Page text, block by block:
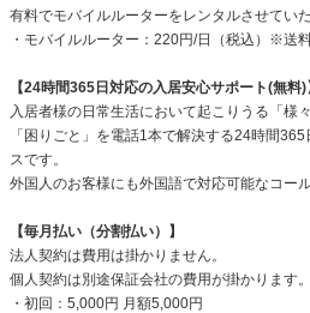
有料でモバイルルーターをレンタルさせていた
・モバイルルーター：220円/日（税込）※送
【24時間365日対応の入居安心サポート(無料)
入居者様の日常生活において起こりうる「様
「困りごと」を電話1本で解決する24時間
スです。
外国人のお客様にも外国語で対応可能なコー
【毎月払い（分割払い）】
法人契約は費用は掛かりません。
個人契約は別途保証会社の費用が掛かります。
・初回：5,000円 月額5,000円